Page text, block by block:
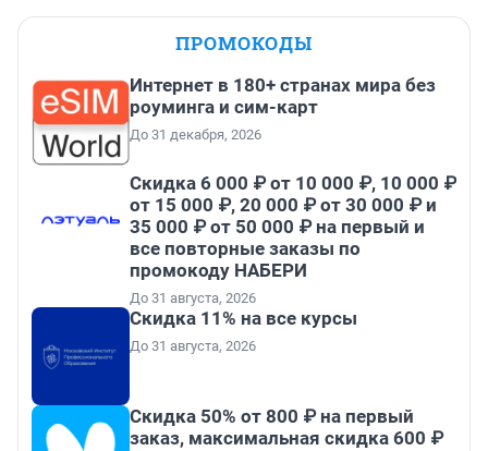
ПРОМОКОДЫ
Интернет в 180+ странах мира без
роуминга и сим-карт
До 31 декабря, 2026
Скидка 6 000 ₽ от 10 000 ₽, 10 000 ₽
от 15 000 ₽, 20 000 ₽ от 30 000 ₽ и
35 000 ₽ от 50 000 ₽ на первый и
все повторные заказы по
промокоду НАБЕРИ
До 31 августа, 2026
Скидка 11% на все курсы
До 31 августа, 2026
Скидка 50% от 800 ₽ на первый
заказ, максимальная скидка 600 ₽